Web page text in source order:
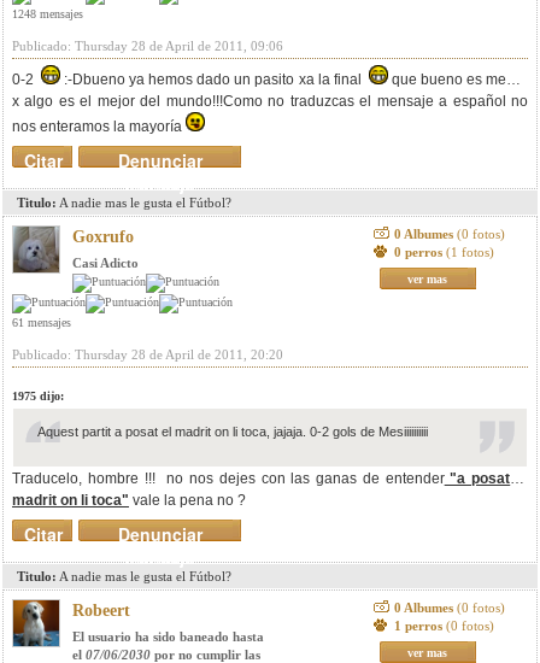
1248 mensajes
Publicado: Thursday 28 de April de 2011, 09:06
0-2 :-Dbueno ya hemos dado un pasito xa la final
que bueno es messi,
x algo es el mejor del mundo!!!Como no traduzcas el mensaje a español no
nos enteramos la mayoría
Denunciar
mensaje
Citar
Titulo: A nadie mas le gusta el Fútbol?
Goxrufo
Casi Adicto
61 mensajes
0 Albumes (0 fotos)
0 perros (1 fotos)
ver mas
Publicado: Thursday 28 de April de 2011, 20:20
1975 dijo:
Aquest partit a posat el madrit on li toca, jajaja. 0-2 gols de Mesiiiiiiiiii
Traducelo, hombre !!! no nos dejes con las ganas de entender"a posat el
madrit on li toca" vale la pena no ?
Denunciar
mensaje
Citar
Titulo: A nadie mas le gusta el Fútbol?
Robeert
El usuario ha sido baneado hasta
el 07/06/2030 por no cumplir las
0 Albumes (0 fotos)
1 perros (0 fotos)
ver mas